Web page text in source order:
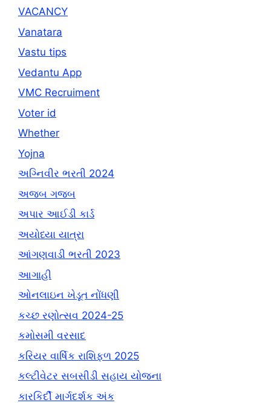
VACANCY
Vanatara
Vastu tips
Vedantu App
VMC Recruiment
Voter id
Whether
Yojna
અગ્નિવીર ભરતી 2024
અજબ ગજબ
અપાર આઈડી કાર્ડ
અયોધ્યા યાત્રા
આંગણવાડી ભરતી 2023
આગાહી
ઓનલાઇન ખેડૂત નોંધણી
કચ્છ રણોત્સવ 2024-25
કમોસમી વરસાદ
કરિયર વાર્ષિક રાશિફળ 2025
કલ્ટીવેટર સબસીડી સહાય યોજના
કારકિર્દી માર્ગદર્શક અંક